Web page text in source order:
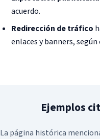
Restaurantes
Hosting Profesional
Hosting Profesional Mac
Asistencia remota
acuerdo.
Redirección de tráfico
enlaces y banners, según
Ejemplos
La página histórica